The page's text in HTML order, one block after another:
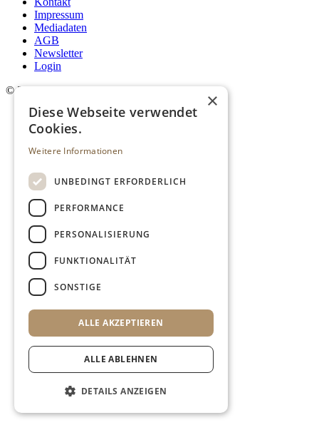
Impressum
Mediadaten
AGB
Newsletter
Login
© 2026. Alle Rechte vorbehalten. ×
Diese Webseite verwendet
Cookies.
Weitere Informationen
UNBEDINGT ERFORDERLICH
PERFORMANCE
PERSONALISIERUNG
FUNKTIONALITÄT
SONSTIGE
ALLE AKZEPTIEREN
ALLE ABLEHNEN
DETAILS ANZEIGEN